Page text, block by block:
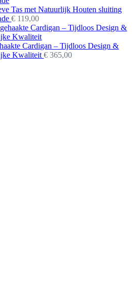
Tas met Natuurlijk Houten sluiting
€ 119,00
Cardigan – Tijdloos Design &
Kwaliteit€ 365,00